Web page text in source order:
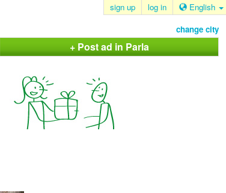
sign up log in English
change city
+ Post ad in Parla